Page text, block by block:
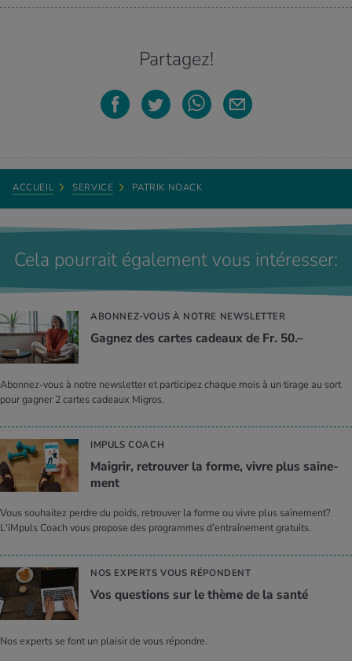
Partagez!
ACCUEIL SERVICE PATRIK NOACK
Cela pourrait également vous intéresser:
ABONNEZ-VOUS À NOTRE NEWSLETTER
Gagnez des cartes cadeaux de Fr. 50.–
Abonnez-vous à notre newsletter et participez chaque mois à un tirage au sort
pour gagner 2 cartes cadeaux Migros.
IMPULS COACH
Mai­grir, retrou­ver la forme, vivre plus sai­ne­
ment
Vous souhaitez perdre du poids, retrouver la forme ou vivre plus sainement?
L'iMpuls Coach vous propose des programmes d’entraînement gratuits.
NOS EXPERTS VOUS RÉPONDENT
Vos ques­tions sur le thème de la santé
Nos experts se font un plaisir de vous répondre.